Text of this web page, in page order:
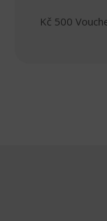
Kč 500